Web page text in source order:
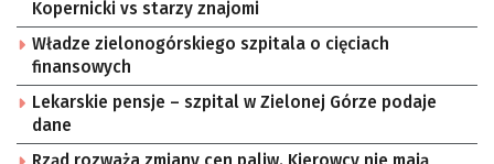
Kopernicki vs starzy znajomi
Władze zielonogórskiego szpitala o cięciach
finansowych
Lekarskie pensje – szpital w Zielonej Górze podaje
dane